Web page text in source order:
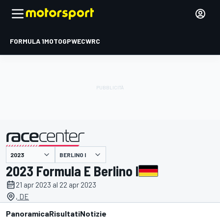
FORMULA 1MOTOGPWECWRC
presentato da BERLINO I
2023 Formula E Berlino I
21 apr 2023 al 22 apr 2023
, DE
PanoramicaRisultatiNotizie